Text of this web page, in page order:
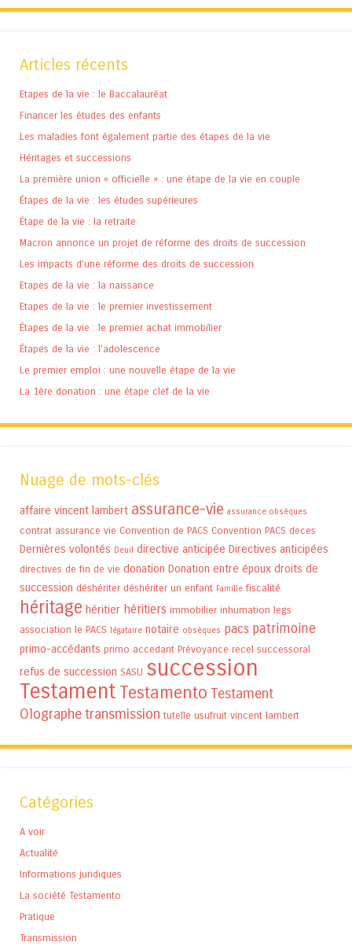
Articles récents
Etapes de la vie : le Baccalauréat
Financer les études des enfants
Les maladies font également partie des étapes de la vie
Héritages et successions
La première union « officielle » : une étape de la vie en couple
Étapes de la vie : les études supérieures
Étape de la vie : la retraite
Macron annonce un projet de réforme des droits de succession
Les impacts d’une réforme des droits de succession
Etapes de la vie : la naissance
Etapes de la vie : le premier investissement
Étapes de la vie : le premier achat immobilier
Étapes de la vie : l’adolescence
Le premier emploi : une nouvelle étape de la vie
La 1ère donation : une étape clef de la vie
Nuage de mots-clés
affaire vincent lambert assurance-vie assurance obsèques
contrat assurance vie Convention de PACS Convention PACS deces
Dernières volontés Deuil directive anticipée Directives anticipées
directives de fin de vie donation Donation entre époux droits de
succession déshériter déshériter un enfant Famille fiscalité
héritage héritier héritiers immobilier inhumation legs
association le PACS légataire notaire obsèques pacs patrimoine
primo-accédants primo accedant Prévoyance recel successoral
refus de succession SASU succession
Testament Testamento Testament
Olographetransmission tutelle usufruit vincent lambert
Catégories
A voir
Actualité
Informations juridiques
La société Testamento
Pratique
Transmission